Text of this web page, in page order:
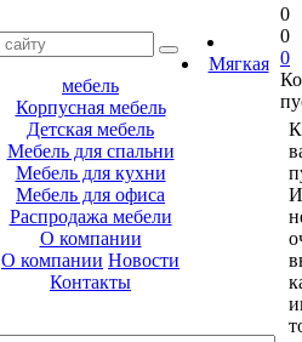
Мягкая
мебель
Корпусная мебель
Детская мебель
Мебель для спальни
Мебель для кухни
Мебель для офиса
Распродажа мебели
О компании
О компании Новости
Контакты
0
0
0